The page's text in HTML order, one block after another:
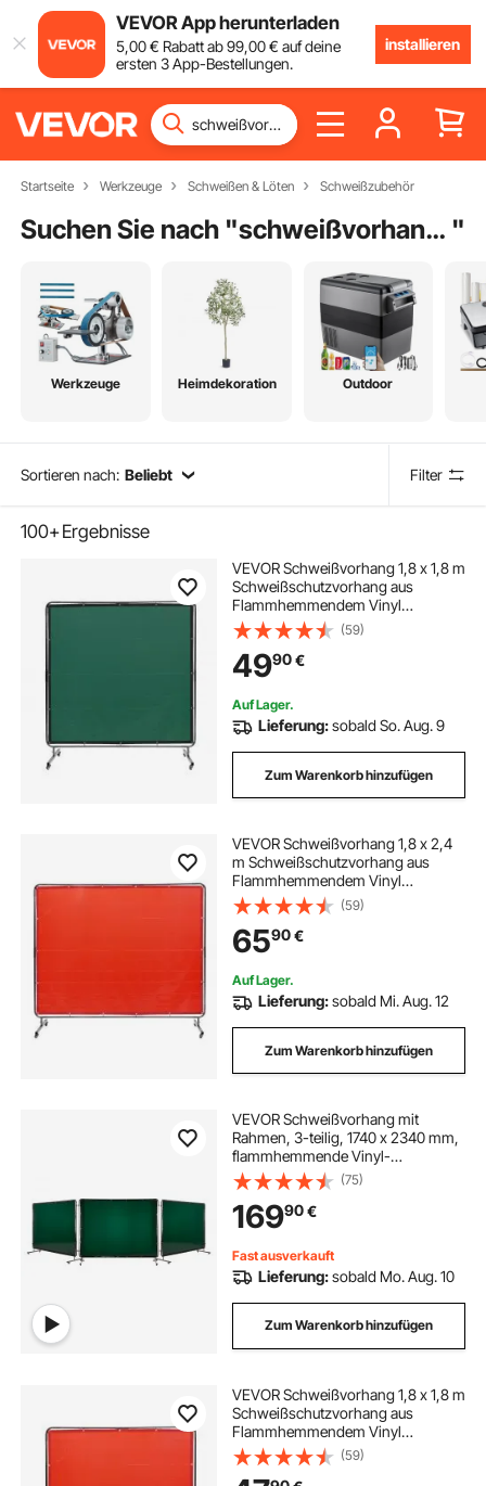
VEVOR App herunterladen
5,00€ Rabatt ab99,00€ auf deine
ersten 3 App-Bestellungen.
installieren
Startseite Werkzeuge Schweißen & Löten Schweißzubehör
Suchen Sie nach " schweißvorhang grün "
Werkzeuge Heimdekoration Outdoor
Sortieren nach: Beliebt Filter
100+Ergebnisse
VEVOR Schweißvorhang 1,8 x 1,8 m
Schweißschutzvorhang aus
Flammhemmendem Vinyl
Schweißschutzwand mit 4
Schwenkrädern und einem 6-
stufigen UV-Schutz
Schweißerdecke Schweißschutz
Grün
(59)
4990€
Auf Lager.
Lieferung:sobald So. Aug. 9
Zum Warenkorb hinzufügen
VEVOR Schweißvorhang 1,8 x 2,4
m Schweißschutzvorhang aus
Flammhemmendem Vinyl
Schweißschutzwand mit 4
Schwenkrädern und einem 6-
stufigen UV-Schutz
Schweißerdecke Schweißschutz
Rot
(59)
6590€
Auf Lager.
Lieferung:sobald Mi. Aug. 12
Zum Warenkorb hinzufügen
VEVOR Schweißvorhang mit
Rahmen, 3-teilig, 1740 x 2340 mm,
flammhemmende Vinyl-
Schweißschutzwand mit 12 Rädern
& 6-stufigem UV-Schutz für
Werkstatt-/Industrieanwendungen,
Dunkelgrün
(75)
16990€
Fast ausverkauft
Lieferung:sobald Mo. Aug. 10
Zum Warenkorb hinzufügen
VEVOR Schweißvorhang 1,8 x 1,8 m
Schweißschutzvorhang aus
Flammhemmendem Vinyl
Schweißschutzwand mit 4
Schwenkrädern und einem 6-
(59)